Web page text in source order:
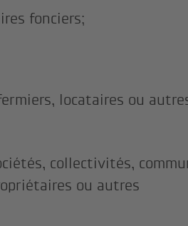
fonciers;
locataires ou
collectivités,
ou autres